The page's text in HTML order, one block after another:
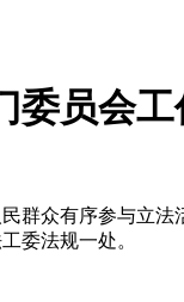
委员会
众有序参与立法
委法规一处。